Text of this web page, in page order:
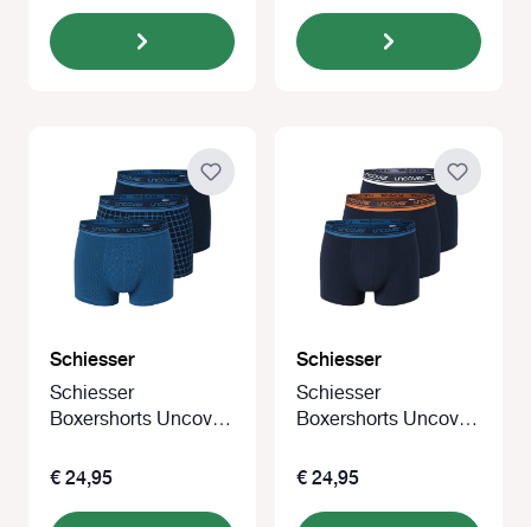
Schiesser
Schiesser
Boxershorts Uncover
€ 24,95
Schiesser
Schiesser
Boxershorts Uncover
€ 24,95